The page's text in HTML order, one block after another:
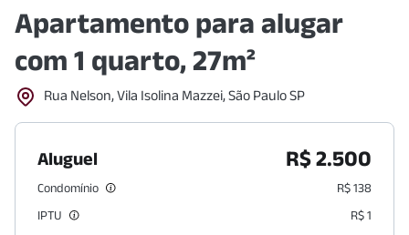
Apartamento para alugar
com 1 quarto, 27m²
Rua Nelson, Vila Isolina Mazzei, São Paulo SP
Aluguel R$ 2.500
Condomínio
R$ 138
IPTU
R$ 1